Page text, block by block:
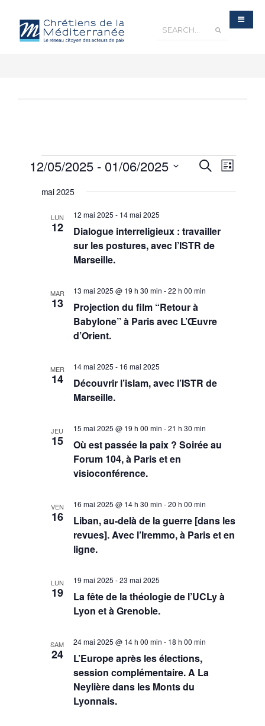
Recherche
et
navigation
Recherche
de
Liste
12/05/2025 - 01/06/2025
unemai 2025
LUN
12
Dialogue interreligieux : travailler
sur les postures, avec l’ISTR de
Marseille.
12 mai 2025 - 14 mai 2025
MAR
13
Projection du film “Retour à
Babylone” à Paris avec L’Œuvre
d’Orient.
13 mai 2025 @ 19 h 30 min -22 h 00 min
MER
14
Découvrir l’islam, avec l’ISTR de
Marseille.
14 mai 2025 - 16 mai 2025
JEU
15
Où est passée la paix ? Soirée au
Forum 104, à Paris et en
visioconférence.
15 mai 2025 @ 19 h 00 min -21 h 30 min
VEN
16
Liban, au-delà de la guerre [dans les
revues]. Avec l’Iremmo, à Paris et en
ligne.
16 mai 2025 @ 14 h 30 min -20 h 00 min
LUN
19
La fête de la théologie de l’UCLy à
Lyon et à Grenoble.
19 mai 2025 -23 mai 2025
SAM
24
L’Europe après les élections,
session complémentaire. A La
Neylière dans les Monts du
Lyonnais.
24 mai 2025 @ 14 h 00 min - 18 h 00 min